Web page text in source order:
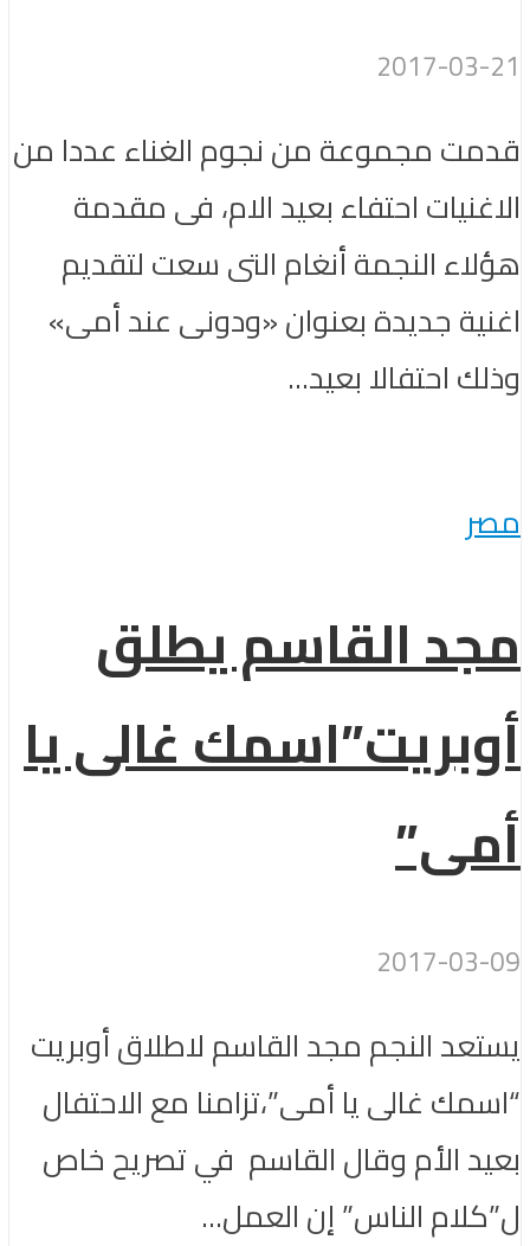
2017-03-21
قدمت مجموعة من نجوم الغناء عددا من
الاغنيات احتفاء بعيد الام، فى مقدمة
هؤلاء النجمة أنغام التى سعت لتقديم
اغنية جديدة بعنوان «ودونى عند أمى»
وذلك احتفالا بعيد...
مصر
مجد القاسم يطلق
أوبريت”اسمك غالى يا
أمى”
2017-03-09
يستعد النجم مجد القاسم لاطلاق أوبريت
“اسمك غالى يا أمى”،تزامنا مع الاحتفال
بعيد الأم وقال القاسم في تصريح خاص
ل”كلام الناس” إن العمل...